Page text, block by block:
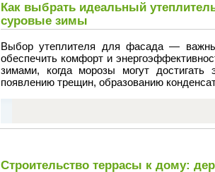
Как выбрать идеальный
суровые зимы
Выбор утеплителя для фасада —
обеспечить комфорт и
зимами, когда морозы могут достигать
появлению трещин, образованию
Строительство террасы к дому: